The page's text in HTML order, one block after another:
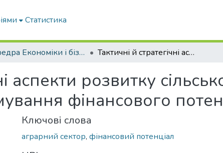
Статистика
Кафедра Економіки і бізнесу Тактичні й стратегічні аспекти розвитку сільськогосподарських підприємств за формування фінансового потенціалу
аспекти розвитку
фінансового
Ключові слова
аграрний сектор, фінансовий потенціал